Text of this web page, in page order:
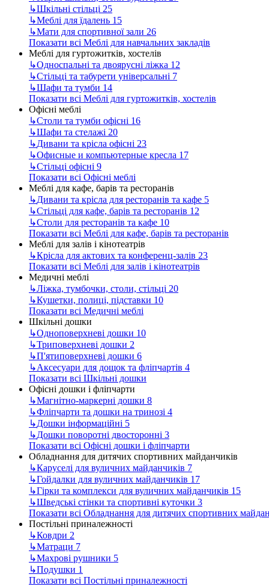
↳Шкільні стільці 25
↳Меблі для їдалень 15
↳Мати для спортивної зали 26
Показати всі Меблі для навчальних закладів
Меблі для гуртожитків, хостелів
↳Односпальні та двоярусні ліжка 12
↳Стільці та табурети універсальні 7
↳Шафи та тумби 14
Показати всі Меблі для гуртожитків, хостелів
Офісні меблі
↳Столи та тумби офісні 16
↳Шафи та стелажі 20
↳Дивани та крісла офісні 23
↳Офисные и компьютерные кресла 17
↳Стільці офісні 9
Показати всі Офісні меблі
Меблі для кафе, барів та ресторанів
↳Дивани та крісла для ресторанів та кафе 5
↳Стільці для кафе, барів та ресторанів 12
↳Столи для ресторанів та кафе 10
Показати всі Меблі для кафе, барів та ресторанів
Меблі для залів і кінотеатрів
↳Крісла для актових та конференц-залів 23
Показати всі Меблі для залів і кінотеатрів
Медичні меблі
↳Ліжка, тумбочки, столи, стільці 20
↳Кушетки, полиці, підставки 10
Показати всі Медичні меблі
Шкільні дошки
↳Одноповерхневі дошки 10
↳Триповерхневі дошки 2
↳П'ятиповерхневі дошки 6
↳Аксесуари для дощок та фліпчартів 4
Показати всі Шкільні дошки
Офісні дошки і фліпчарти
↳Магнітно-маркерні дошки 8
↳Фліпчарти та дошки на тринозі 4
↳Дошки інформаційні 5
↳Дошки поворотні двосторонні 3
Показати всі Офісні дошки і фліпчарти
Обладнання для дитячих спортивних майданчиків
↳Каруселі для вуличних майданчиків 7
↳Гойдалки для вуличних майданчиків 17
↳Гірки та комплекси для вуличних майданчиків 15
↳Шведські стінки та спортивні куточки 3
Показати всі Обладнання для дитячих спортивних
Постільні приналежності
↳Ковдри 2
↳Матраци 7
↳Махрові рушники 5
↳Подушки 1
Показати всі Постільні приналежності